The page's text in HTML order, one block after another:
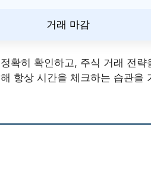
거래 마감
확히 확인하고, 주식 거래 전략
항상 시간을 체크하는 습관을